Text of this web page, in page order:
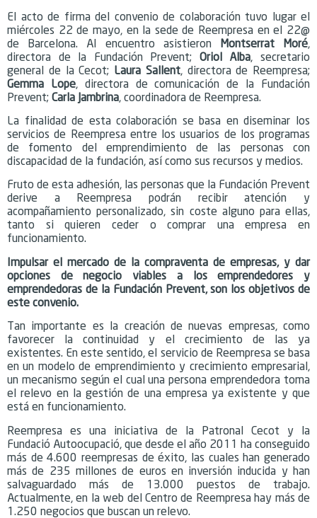
El acto de firma del convenio de colaboración tuvo lugar el
miércoles 22 de mayo, en la sede de Reempresa en el 22@
de Barcelona. Al encuentro asistieron Montserrat Moré
directora de la Fundación Prevent; Oriol Alba , secretario
general de la Cecot; Laura Sallent, directora de Reempresa;
Gemma Lope, directora de comunicación de la Fundación
Prevent; Carla Jambrina , coordinadora de Reempresa.
La finalidad de esta colaboración se basa en diseminar los
servicios de Reempresa entre los usuarios de los programas
de fomento del emprendimiento de las personas con
discapacidad de la fundación, así como sus recursos y medios.
Fruto de esta adhesión, las personas que la Fundación Prevent
derive a Reempresa podrán recibir atención y
acompañamiento personalizado, sin coste alguno para ellas,
tanto si quieren ceder o comprar una empresa en
funcionamiento.
Impulsar el mercado de la compraventa de empresas, y dar
opciones de negocio viables a los emprendedores y
emprendedoras de la Fundación Prevent, son los objetivos de
este convenio.
Tan importante es la creación de nuevas empresas, como
favorecer la continuidad y el crecimiento de las ya
existentes. En este sentido, el servicio de Reempresa se basa
en un modelo de emprendimiento y crecimiento empresarial,
un mecanismo según el cual una persona emprendedora toma
el relevo en la gestión de una empresa ya existente y que
está en funcionamiento.
Reempresa es una iniciativa de la Patronal Cecot y la
Fundació Autoocupació, que desde el año 2011 ha conseguido
más de 4.600 reempresas de éxito, las cuales han generado
más de 235 millones de euros en inversión inducida y han
salvaguardado más de 13.000 puestos de trabajo.
Actualmente, en la web del Centro de Reempresa hay más de
1.250 negocios que buscan un relevo.